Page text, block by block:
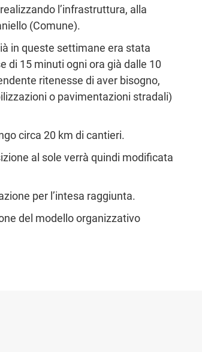
l’infrastruttura, alla
(Comune).
in queste settimane era stata
di 15 minuti ogni ora già dalle 10
ritenesse di aver bisogno,
o pavimentazioni stradali)
circa 20 km di cantieri.
al sole verrà quindi modificata
per l’intesa raggiunta.
del modello organizzativo